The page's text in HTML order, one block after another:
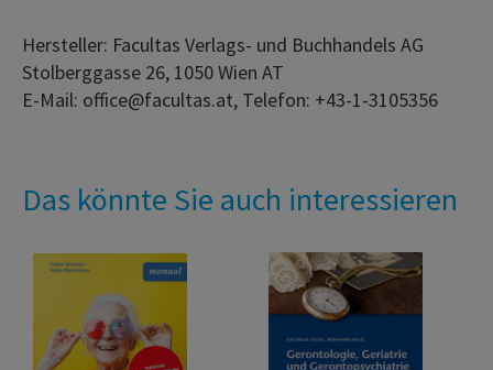
Hersteller: Facultas Verlags- und Buchhandels AG
Stolberggasse 26, 1050 Wien AT
E-Mail: office@facultas.at, Telefon: +43-1-3105356
Das könnte Sie auch interessieren